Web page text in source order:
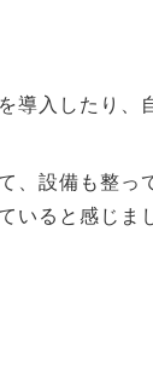
導入したり
、設備も整
いると感じま